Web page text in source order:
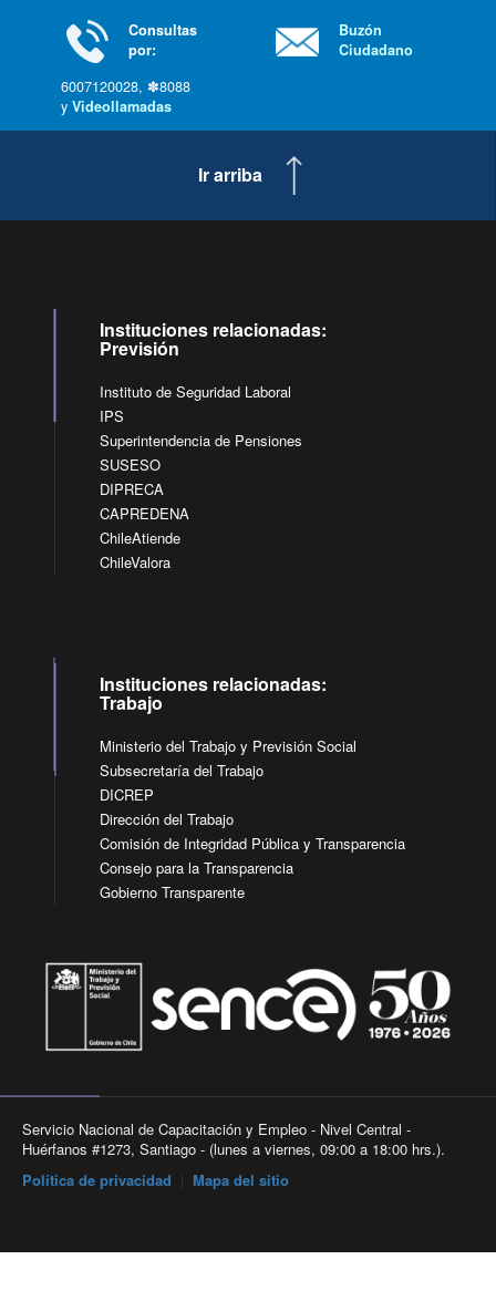
Consultas
por:
6007120028, ✽8088
y Videollamadas
Buzón
Ciudadano
Ir arriba
Instituciones relacionadas:
Previsión
Instituto de Seguridad Laboral
IPS
Superintendencia de Pensiones
SUSESO
DIPRECA
CAPREDENA
ChileAtiende
ChileValora
Instituciones relacionadas:
Trabajo
Ministerio del Trabajo y Previsión Social
Subsecretaría del Trabajo
DICREP
Dirección del Trabajo
Comisión de Integridad Pública y Transparencia
Consejo para la Transparencia
Gobierno Transparente
Servicio Nacional de Capacitación y Empleo - Nivel Central -
Huérfanos #1273, Santiago - (lunes a viernes, 09:00 a 18:00 hrs.).
Política de privacidad
Mapa del sitio